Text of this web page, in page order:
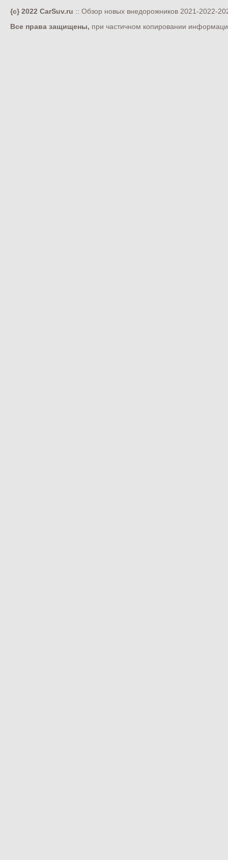
{c} 2022 CarSuv.ru :: Обзор новых внедорожников 2021-2022-
Все права защищены, при частичном копировании